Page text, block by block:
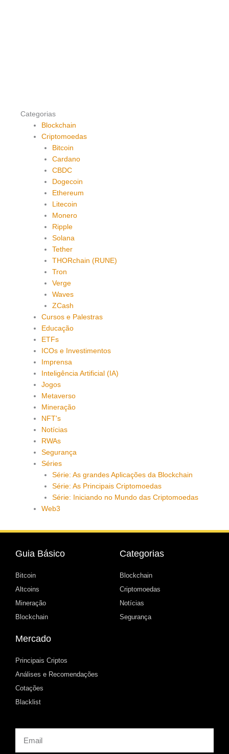
Categorias
Blockchain
Criptomoedas
Bitcoin
Cardano
CBDC
Dogecoin
Ethereum
Litecoin
Monero
Ripple
Solana
Tether
THORchain (RUNE)
Tron
Verge
Waves
ZCash
Cursos e Palestras
Educação
ETFs
ICOs e Investimentos
Imprensa
Inteligência Artificial (IA)
Jogos
Metaverso
Mineração
NFT's
Notícias
RWAs
Segurança
Séries
Série: As grandes Aplicações da Blockchain
Série: As Principais Criptomoedas
Série: Iniciando no Mundo das Criptomoedas
Web3
Guia Básico
Bitcoin
Altcoins
Mineração
Blockchain
Categorias
Blockchain
Criptomoedas
Notícias
Segurança
Mercado
Principais Criptos
Análises e Recomendações
Cotações
Blacklist